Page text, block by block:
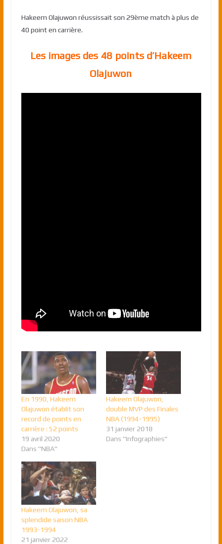
Hakeem Olajuwon réussissait son 29ème match à plus de
40 point en carrière.
Les images des 48 points d’Hakeem
Olajuwon
En 1990, Hakeem
Olajuwon établit son
record de points en
carrière : 52 points
19 avril 2020
Dans "NBA"
Hakeem Olajuwon,
double MVP des Finales
NBA (1994-1995)
31 janvier 2018
Dans "Infographies"
Hakeem Olajuwon, sa
splendide saison NBA
1993-1994
21 janvier 2022